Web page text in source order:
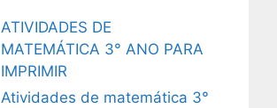
ATIVIDADES DE
MATEMÁTICA 3° ANO PARA
IMPRIMIR
Atividades de matemática 3°